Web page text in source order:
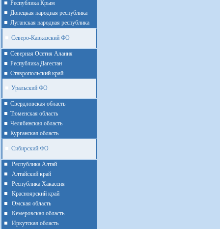
Республика Крым
Донецкая народная республика
Луганская народная республика
Северо-Кавказский ФО
Северная Осетия Алания
Республика Дагестан
Ставропольский край
Уральский ФО
Cвердловская область
Тюменская область
Челябинская область
Курганская область
Сибирский ФО
Республика Алтай
Алтайcкий край
Республика Хакассия
Красноярский край
Омская область
Кемеровская область
Иркутская область